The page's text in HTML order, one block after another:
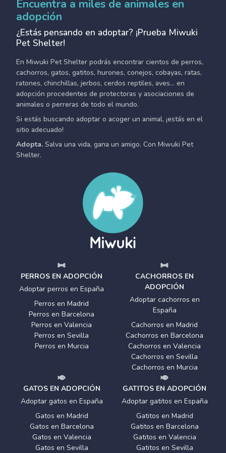
Encuentra a miles de animales en
adopción
¿Estás pensando en adoptar? ¡Prueba Miwuki
Pet Shelter!
En Miwuki Pet Shelter podrás encontrar cientos de perros,
cachorros, gatos, gatitos, hurones, conejos, cobayas, ratas,
ratones, chinchillas, jerbos, cerdos reptiles, aves... en
adopción procedentes de protectoras y asociaciones de
animales o perreras de todo el mundo.
Si estás buscando adoptar o acoger un animal, ¡estás en el
sitio adecuado!
Adopta. Salva una vida, gana un amigo. Con Miwuki Pet
Shelter.
PERROS EN ADOPCIÓN
Adoptar perros en España
Perros en Madrid
Perros en Barcelona
Perros en Valencia
Perros en Sevilla
Perros en Murcia
CACHORROS EN
ADOPCIÓN
Adoptar cachorros en
España
Cachorros en Madrid
Cachorros en Barcelona
Cachorros en Valencia
Cachorros en Sevilla
Cachorros en Murcia
GATOS EN ADOPCIÓN
Adoptar gatos en España
Gatos en Madrid
Gatos en Barcelona
Gatos en Valencia
Gatos en Sevilla
GATITOS EN ADOPCIÓN
Adoptar gatitos en España
Gatitos en Madrid
Gatitos en Barcelona
Gatitos en Valencia
Gatitos en Sevilla